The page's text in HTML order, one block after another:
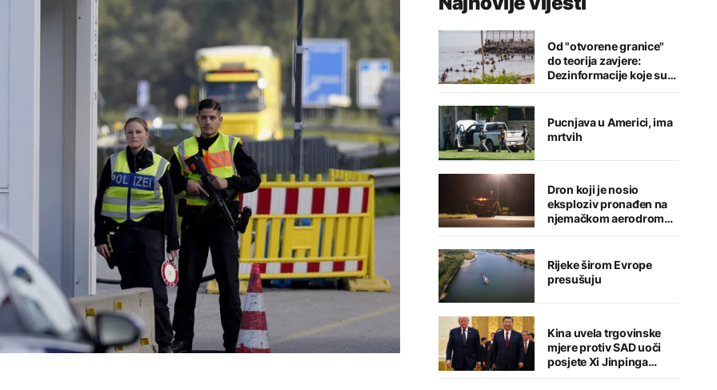
Od "otvorene granice"
do teorija zavjere:
Dezinformacije koje su
pratile krizu u Seuti
Pucnjava u Americi, ima
mrtvih
Dron koji je nosio
eksploziv pronađen na
njemačkom aerodromu,
sumnja se na Rusiju
Rijeke širom Evrope
presušuju
Kina uvela trgovinske
mjere protiv SAD uoči
posjete Xi Jinpinga
Washingtonu